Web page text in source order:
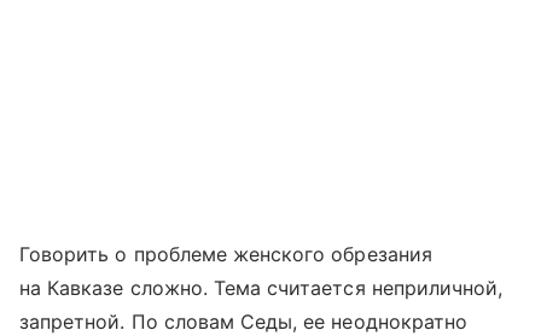
Говорить о проблеме женского обрезания
на Кавказе сложно. Тема считается неприличной,
запретной. По словам Седы, ее неоднократно